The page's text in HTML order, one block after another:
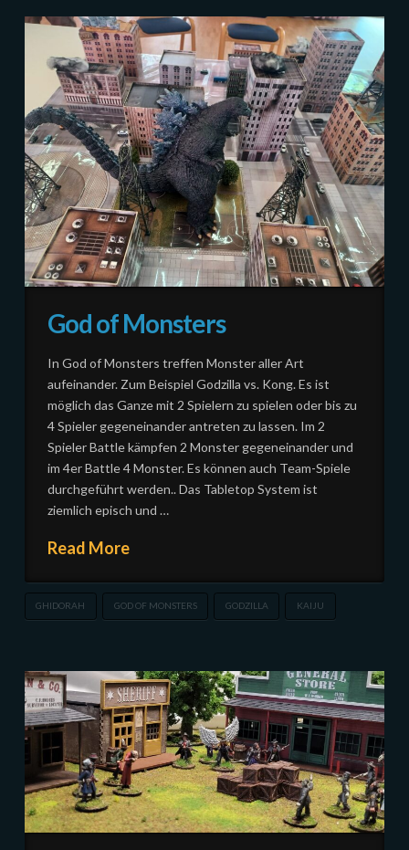
God of Monsters
In God of Monsters treffen Monster aller Art
aufeinander. Zum Beispiel Godzilla vs. Kong. Es ist
möglich das Ganze mit 2 Spielern zu spielen oder bis zu
4 Spieler gegeneinander antreten zu lassen. Im 2
Spieler Battle kämpfen 2 Monster gegeneinander und
im 4er Battle 4 Monster. Es können auch Team-Spiele
durchgeführt werden.. Das Tabletop System ist
ziemlich episch und …
Read More
GHIDORAH GOD OF MONSTERS GODZILLA KAIJU